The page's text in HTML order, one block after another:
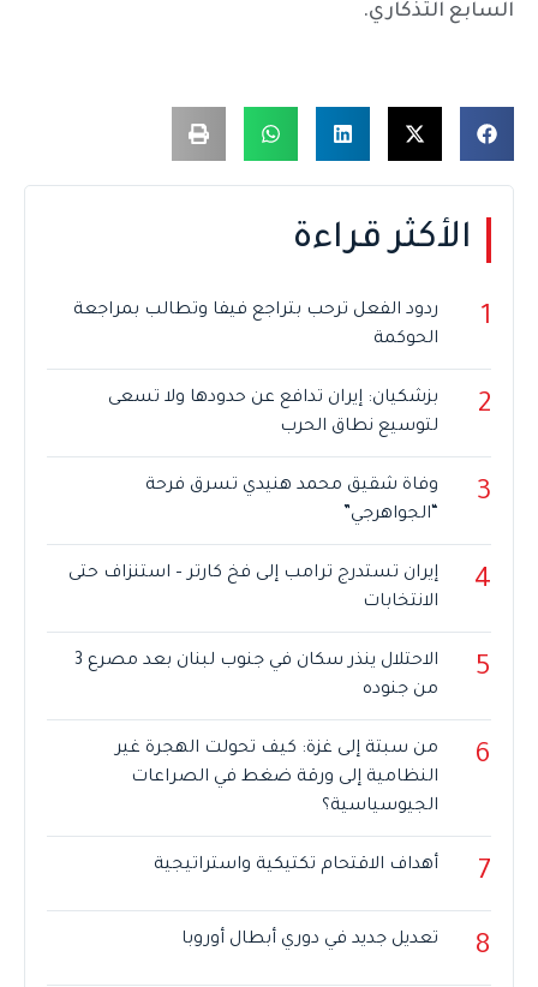
السابع التذكاري.
الأكثر قراءة
1
ردود الفعل ترحب بتراجع فيفا وتطالب بمراجعة
الحوكمة
2
بزشكيان: إيران تدافع عن حدودها ولا تسعى
لتوسيع نطاق الحرب
3
وفاة شقيق محمد هنيدي تسرق فرحة
“الجواهرجي”
4
إيران تستدرج ترامب إلى فخ كارتر – استنزاف حتى
الانتخابات
5
الاحتلال ينذر سكان في جنوب لبنان بعد مصرع 3
من جنوده
6
من سبتة إلى غزة: كيف تحولت الهجرة غير
النظامية إلى ورقة ضغط في الصراعات
الجيوسياسية؟
7 أهداف الاقتحام تكتيكية واستراتيجية
8 تعديل جديد في دوري أبطال أوروبا